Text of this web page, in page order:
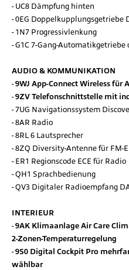
UC8 Dämpfung hinten
0EG Doppelkupplungsgetriebe
1N7 Progressivlenkung
G1C 7-Gang-Automatikgetriebe
AUDIO & KOMMUNIKATION
9WJ App-Connect Wireless für
9ZV Telefonschnittstelle mit
7UG Navigationssystem
8AR Radio
8RL 6 Lautsprecher
8ZQ Diversity-Antenne für FM-
ER1 Regionscode ECE für Radio
QH1 Sprachbedienung
QV3 Digitaler Radioempfang
INTERIEUR
9AK Klimaanlage Air Care
2-Zonen-Temperaturregelung
9S0 Digital Cockpit Pro
wählbar